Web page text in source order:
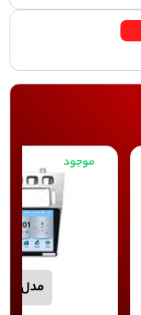
موجود
مدل P200